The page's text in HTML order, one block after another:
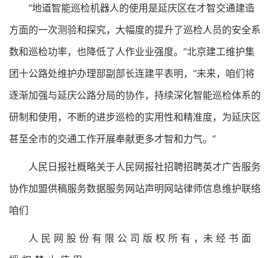
“地道智能巡检机器人的使用是延庆区在才智交通建造
方面的一次测验和探究，大幅度的提升了巡检人员的安全系
数和巡检功率，也降低了人作业业强度。”北京建工维护集
团十公路处维护办理部副部长连建平表明，“未来，咱们将
逐渐加强与延庆公路分局的协作，持续深化智能巡检体系的
研制和使用，不断的进步巡检的实用性和精准度，为延庆区
甚至全市的交通工作开展奉献更多才智和力气。”
人民日报社概略关于人民网报社招聘招聘英才广告服务
协作加盟供稿服务数据服务网站声明网站律师信息维护联络
咱们
人 民 网 股 份 有 限 公 司 版 权 所 有 ，未 经 书 面